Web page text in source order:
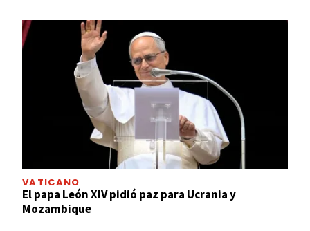
VATICANO
El papa León XIV pidió paz para Ucrania y
Mozambique